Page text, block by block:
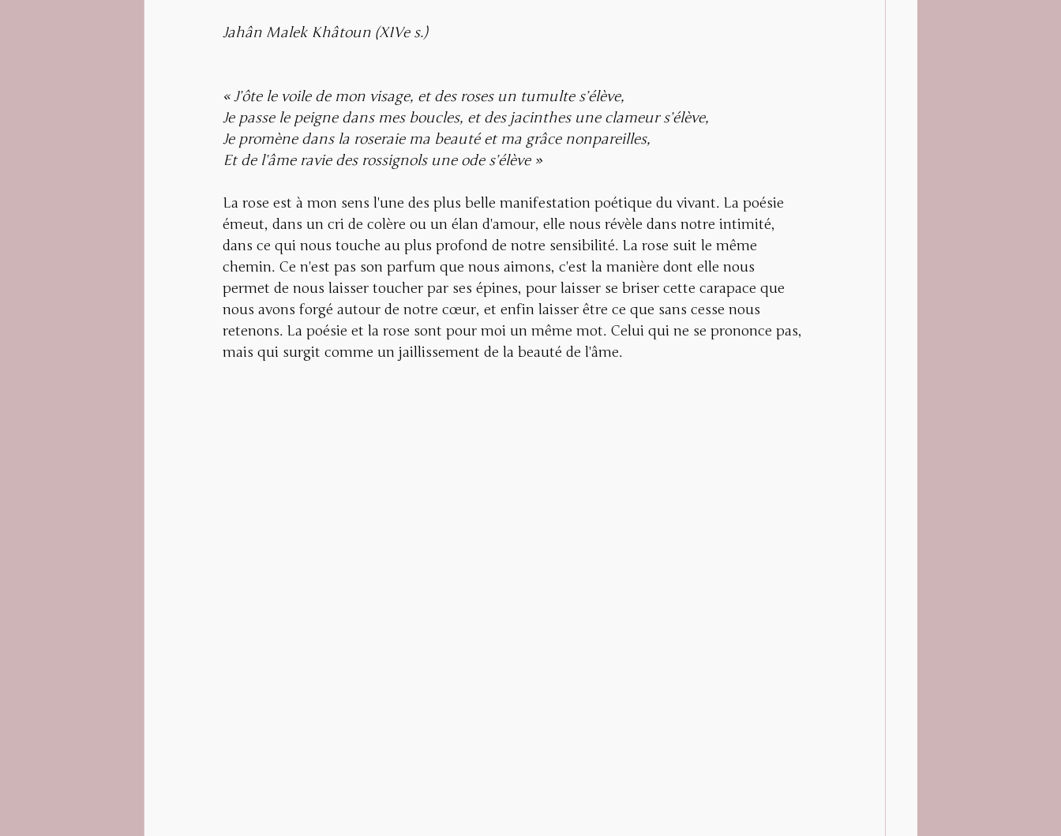
Jahân Malek Khâtoun (XIVe s.)
« J’ôte le voile de mon visage, et des roses un tumulte s’élève,
Je passe le peigne dans mes boucles, et des jacinthes une clameur s’élève,
Je promène dans la roseraie ma beauté et ma grâce nonpareilles,
Et de l’âme ravie des rossignols une ode s’élève »
La rose est à mon sens l'une des plus belle manifestation poétique du vivant. La poésie
émeut, dans un cri de colère ou un élan d'amour, elle nous révèle dans notre intimité,
dans ce qui nous touche au plus profond de notre sensibilité. La rose suit le même
chemin. Ce n'est pas son parfum que nous aimons, c'est la manière dont elle nous
permet de nous laisser toucher par ses épines, pour laisser se briser cette carapace que
nous avons forgé autour de notre cœur, et enfin laisser être ce que sans cesse nous
retenons. La poésie et la rose sont pour moi un même mot. Celui qui ne se prononce pas,
mais qui surgit comme un jaillissement de la beauté de l'âme.